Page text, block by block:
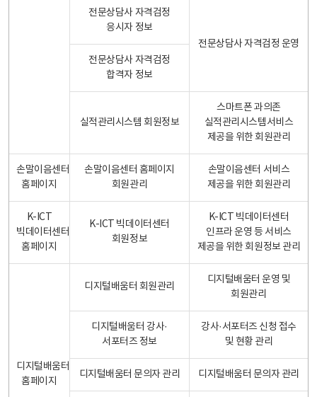
전문상담사 자격검정
응시자 정보
전문상담사 자격검정 운영
전문상담사 자격검정
합격자 정보
실적관리시스템 회원정보
스마트폰 과의존
실적관리시스템서비스
제공을 위한 회원관리
손말이음센터
홈페이지
손말이음센터 홈페이지
회원관리
손말이음센터 서비스
제공을 위한 회원관리
K-ICT
빅데이터센터
홈페이지
K-ICT 빅데이터센터
회원정보
K-ICT 빅데이터센터
인프라 운영 등 서비스
제공을 위한 회원정보 관리
디지털배움터
홈페이지
디지털배움터 회원관리
디지털배움터 운영 및
회원관리
디지털배움터 강사·
서포터즈 정보
강사·서포터즈 신청 접수
및 현황 관리
디지털배움터 문의자 관리 디지털배움터 문의자 관리